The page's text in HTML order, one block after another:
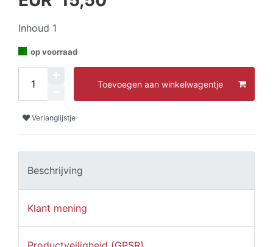
Inhoud 1
op voorraad
Toevoegen aan winkelwagentje
Verlanglijstje
Beschrijving
Klant mening